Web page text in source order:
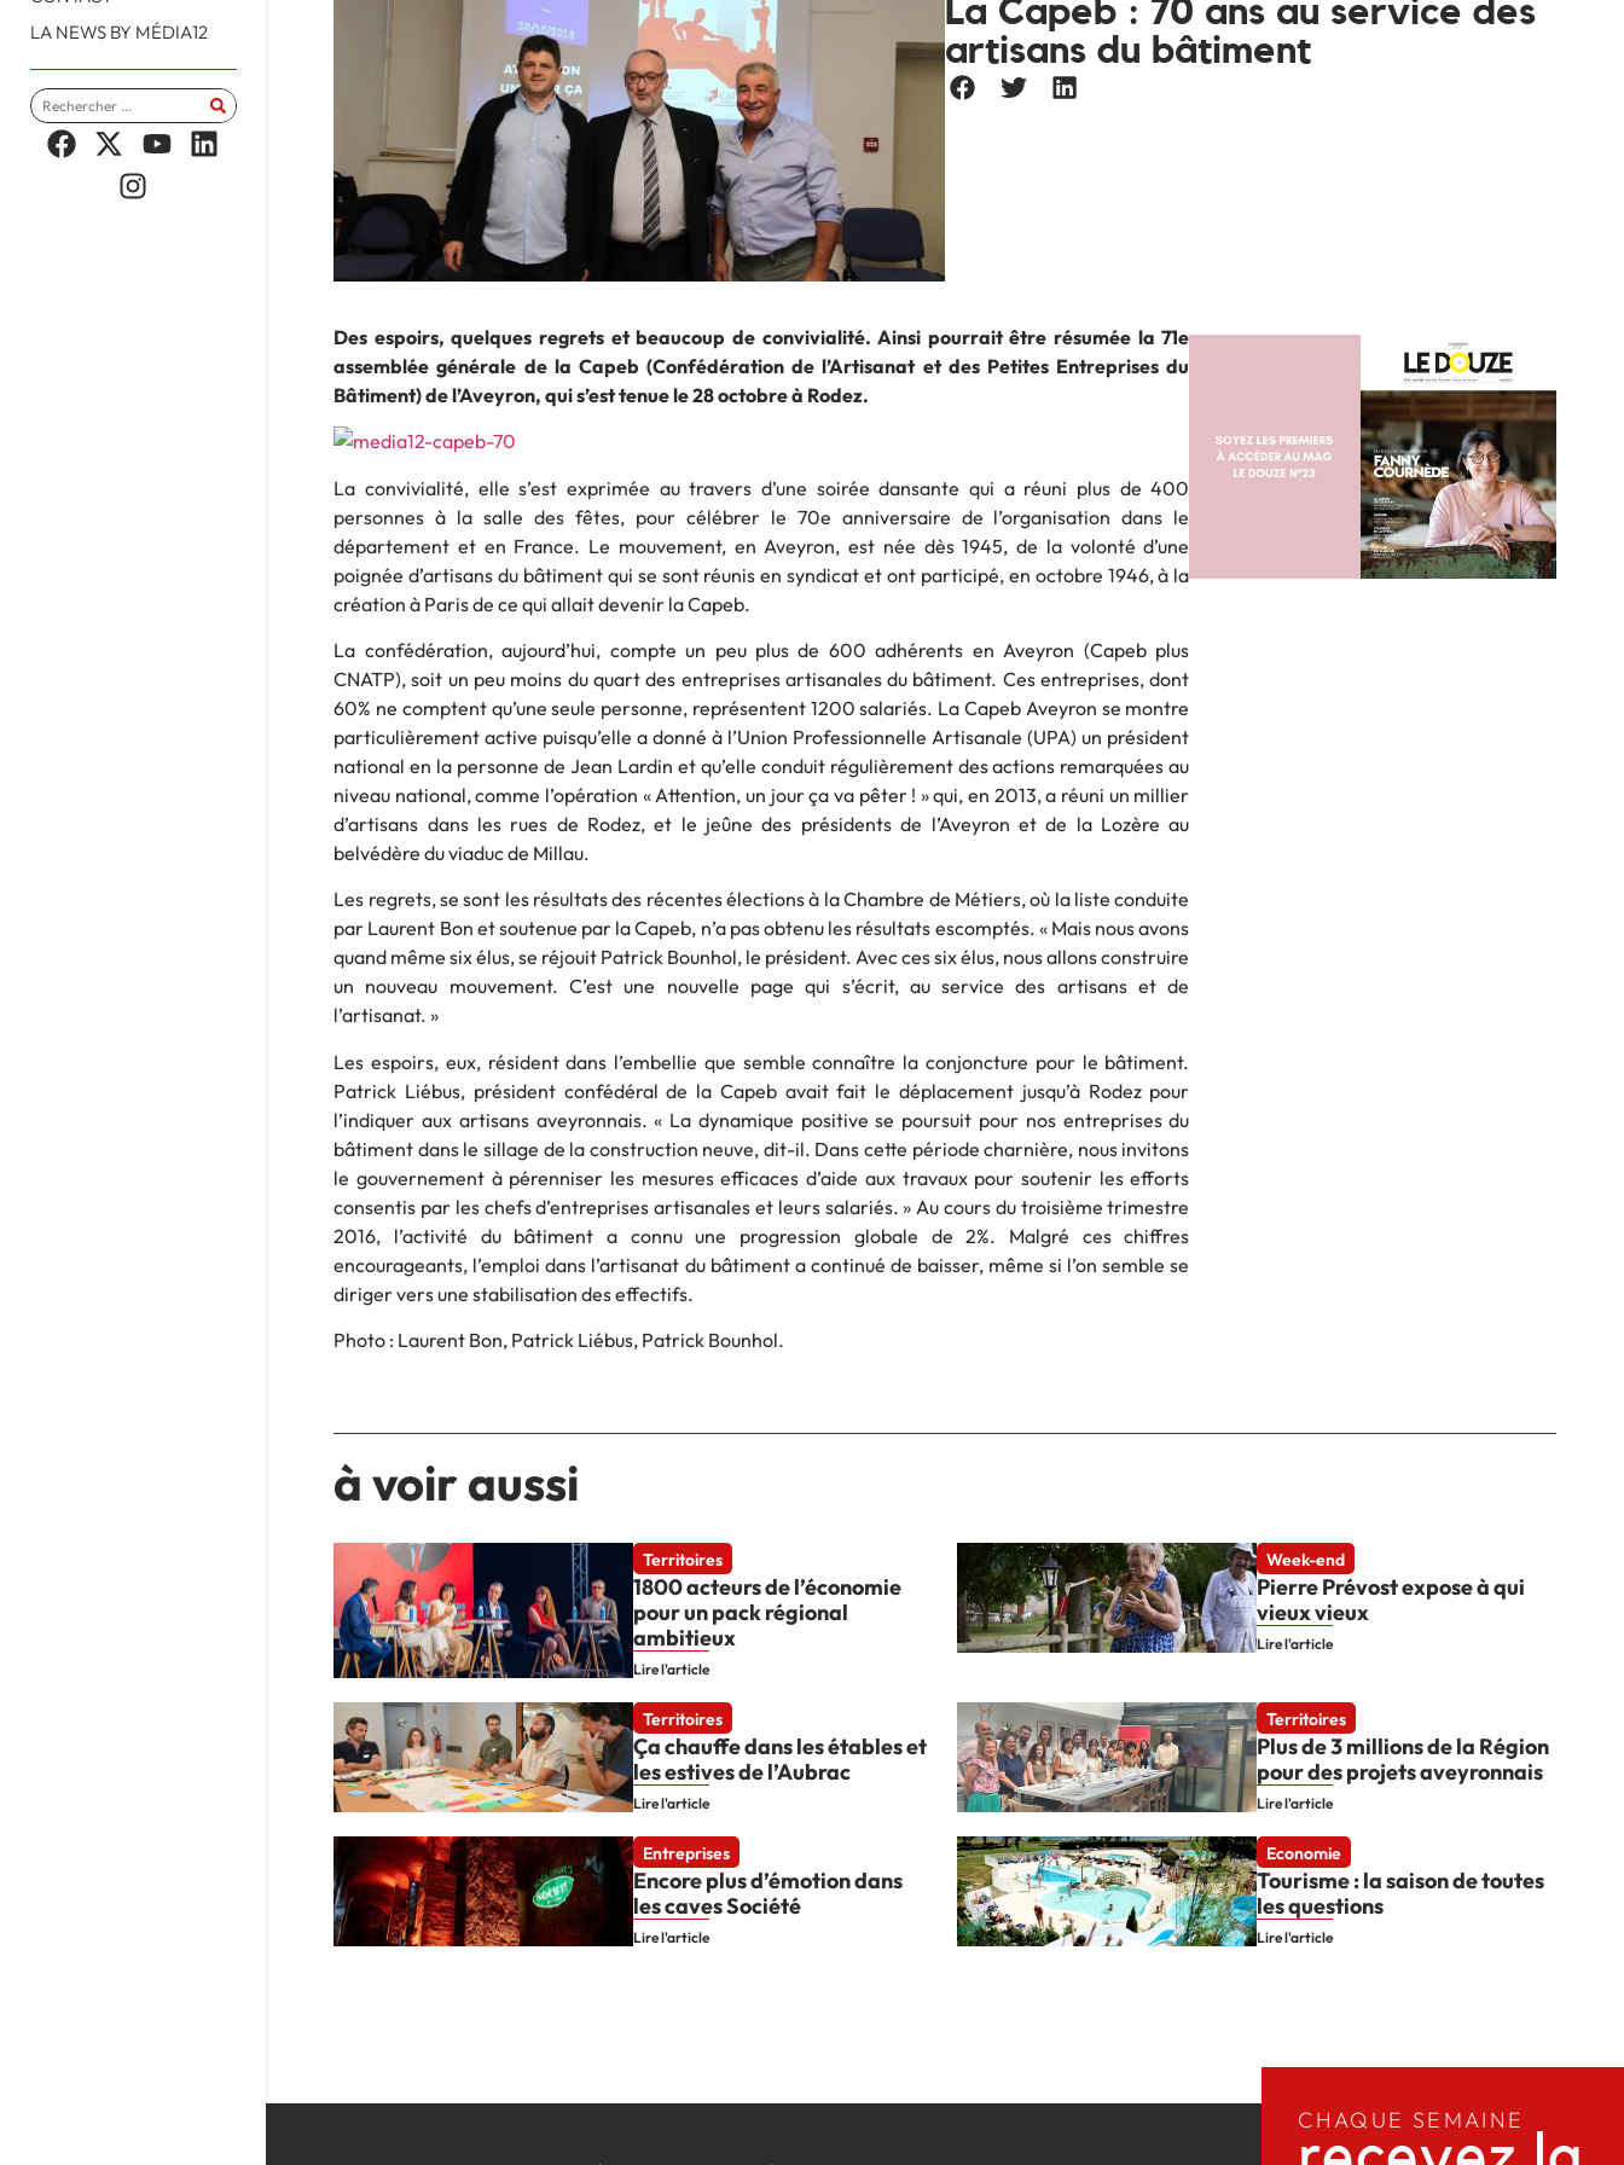
LA NEWS BY MÉDIA12
La Capeb : 70 ans au service des
artisans du bâtiment
Des espoirs, quelques regrets et beaucoup de convivialité. Ainsi pourrait être résumée la 71e
assemblée générale de la Capeb (Confédération de l’Artisanat et des Petites Entreprises du
Bâtiment) de l’Aveyron, qui s’est tenue le 28 octobre à Rodez.
La convivialité, elle s’est exprimée au travers d’une soirée dansante qui a réuni plus de 400
personnes à la salle des fêtes, pour célébrer le 70e anniversaire de l’organisation dans le
département et en France. Le mouvement, en Aveyron, est née dès 1945, de la volonté d’une
poignée d’artisans du bâtiment qui se sont réunis en syndicat et ont participé, en octobre 1946, à la
création à Paris de ce qui allait devenir la Capeb.
La confédération, aujourd’hui, compte un peu plus de 600 adhérents en Aveyron (Capeb plus
CNATP), soit un peu moins du quart des entreprises artisanales du bâtiment. Ces entreprises, dont
60% ne comptent qu’une seule personne, représentent 1200 salariés. La Capeb Aveyron se montre
particulièrement active puisqu’elle a donné à l’Union Professionnelle Artisanale (UPA) un président
national en la personne de Jean Lardin et qu’elle conduit régulièrement des actions remarquées au
niveau national, comme l’opération « Attention, un jour ça va pêter ! » qui, en 2013, a réuni un millier
d’artisans dans les rues de Rodez, et le jeûne des présidents de l’Aveyron et de la Lozère au
belvédère du viaduc de Millau.
Les regrets, se sont les résultats des récentes élections à la Chambre de Métiers, où la liste conduite
par Laurent Bon et soutenue par la Capeb, n’a pas obtenu les résultats escomptés. « Mais nous avons
quand même six élus, se réjouit Patrick Bounhol, le président. Avec ces six élus, nous allons construire
un nouveau mouvement. C’est une nouvelle page qui s’écrit, au service des artisans et de
l’artisanat. »
Les espoirs, eux, résident dans l’embellie que semble connaître la conjoncture pour le bâtiment.
Patrick Liébus, président confédéral de la Capeb avait fait le déplacement jusqu’à Rodez pour
l’indiquer aux artisans aveyronnais. « La dynamique positive se poursuit pour nos entreprises du
bâtiment dans le sillage de la construction neuve, dit-il. Dans cette période charnière, nous invitons
le gouvernement à pérenniser les mesures efficaces d’aide aux travaux pour soutenir les efforts
consentis par les chefs d’entreprises artisanales et leurs salariés. » Au cours du troisième trimestre
2016, l’activité du bâtiment a connu une progression globale de 2%. Malgré ces chiffres
encourageants, l’emploi dans l’artisanat du bâtiment a continué de baisser, même si l’on semble se
diriger vers une stabilisation des effectifs.
Photo : Laurent Bon, Patrick Liébus, Patrick Bounhol.
à voir aussi
Territoires
1800 acteurs de l’économie
pour un pack régional
ambitieux
Lire l'article
Week-end
Pierre Prévost expose à qui
vieux vieux
Lire l'article
Territoires
Ça chauffe dans les étables et
les estives de l’Aubrac
Lire l'article
Territoires
Plus de 3 millions de la Région
pour des projets aveyronnais
Lire l'article
Entreprises
Encore plus d’émotion dans
les caves Société
Lire l'article
Economie
Tourisme : la saison de toutes
les questions
Lire l'article
CHAQUE SEMAINE